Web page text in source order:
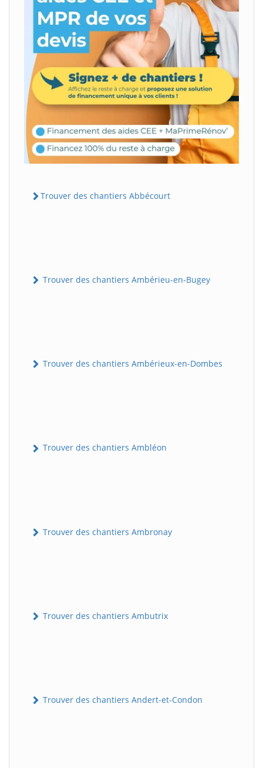
Trouver des chantiers Abbécourt
Trouver des chantiers Ambérieu-en-Bugey
Trouver des chantiers Ambérieux-en-Dombes
Trouver des chantiers Ambléon
Trouver des chantiers Ambronay
Trouver des chantiers Ambutrix
Trouver des chantiers Andert-et-Condon